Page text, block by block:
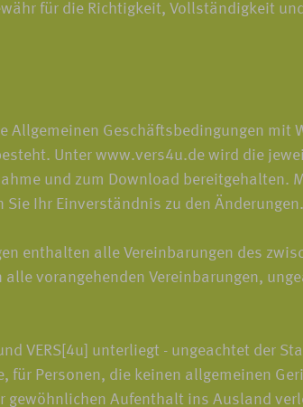
für die Richtigkeit, Vollständigkeit
Allgemeinen Geschäftsbedingungen
Unter www.vers4u.de wird die
und zum Download bereitgehalten.
Ihr Einverständnis zu den Änderungen.
enthalten alle Vereinbarungen des
vorangehenden Vereinbarungen,
VERS[4u] unterliegt - ungeachtet der
für Personen, die keinen allgemeinen
gewöhnlichen Aufenthalt ins Ausland